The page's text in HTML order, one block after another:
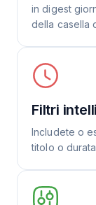
in digest
della casella
Filtri
Includete o
titolo o